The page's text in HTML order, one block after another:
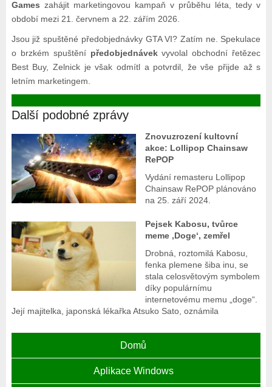
Games zahájit marketingovou kampaň v průběhu léta, tedy v
období mezi 21. červnem a 22. zářím 2026.
Jsou již spuštěné předobjednávky GTA VI? Zatím ne. Spekulace
o brzkém spuštění předobjednávekvyvolal obchodní řetězec
Best Buy, Zelnick je však odmítl a potvrdil, že vše přijde až s
letním marketingem.
Další podobné zprávy
Znovuzrození kultovní
akce: Lollipop Chainsaw
RePOP
Vydání remasteru Lollipop
Chainsaw RePOP plánováno
na 25. září 2024.
Pejsek Kabosu, tvůrce
meme ‚Doge‘, zemřel
Drobná, roztomilá Kabosu,
fenka plemene šiba inu, se
stala celosvětovým symbolem
díky populárnímu
internetovému memu „doge“.
Její majitelka, japonská lékařka Atsuko Sato, oznámila
Domů
Aplikace Windows